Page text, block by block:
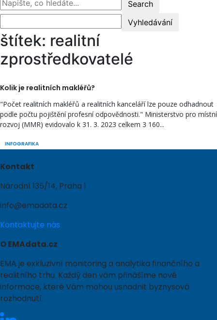
štítek: realitní
zprostředkovatelé
Kolik je realitních makléřů?
INFOGRAFIKA
"Počet realitních makléřů a realitních kanceláří lze pouze odhadnout
podle počtu pojištění profesní odpovědnosti." Ministerstvo pro místní
rozvoj (MMR) evidovalo k 31. 3. 2023 celkem 3 160...
Kontakt
Národní 135/14, Praha 1
info@emadata.cz
Kontaktujte nás
O EMAdata.cz
EMA je exkluzivní monitoring a analytika finančního a
realitního trhu. Každý den vám přinášíme nové
informace, které Vám mohou usnadnit byznysová
rozhodnutí.